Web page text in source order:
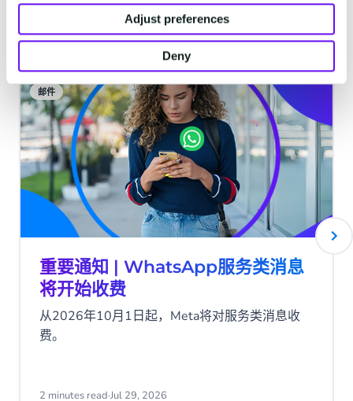
Adjust preferences
Deny
最新文章
邮件
重要通知 | WhatsApp服务类消息
将开始收费
从2026年10月1日起，Meta将对服务类消息收
费。
2 minutes read·Jul 29, 2026